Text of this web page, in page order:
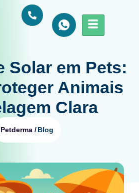
Solar em Pets:
Animais
Clara
Petderma /Blog